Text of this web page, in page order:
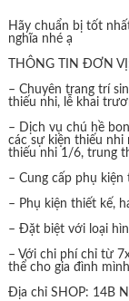
Hãy chuẩn bị tốt
nghĩa nhé ạ
THÔNG TIN ĐƠN
– Chuyên trang trí
thiếu nhi, lễ khai
– Dịch vụ chú hề
các sự kiện thiếu nhi
thiếu nhi 1/6, trung
– Cung cấp phụ
– Phụ kiện thiết kế,
– Đặt biệt với loại
– Với chi phí chỉ từ
thể cho gia đình
Địa chỉ SHOP: 14B